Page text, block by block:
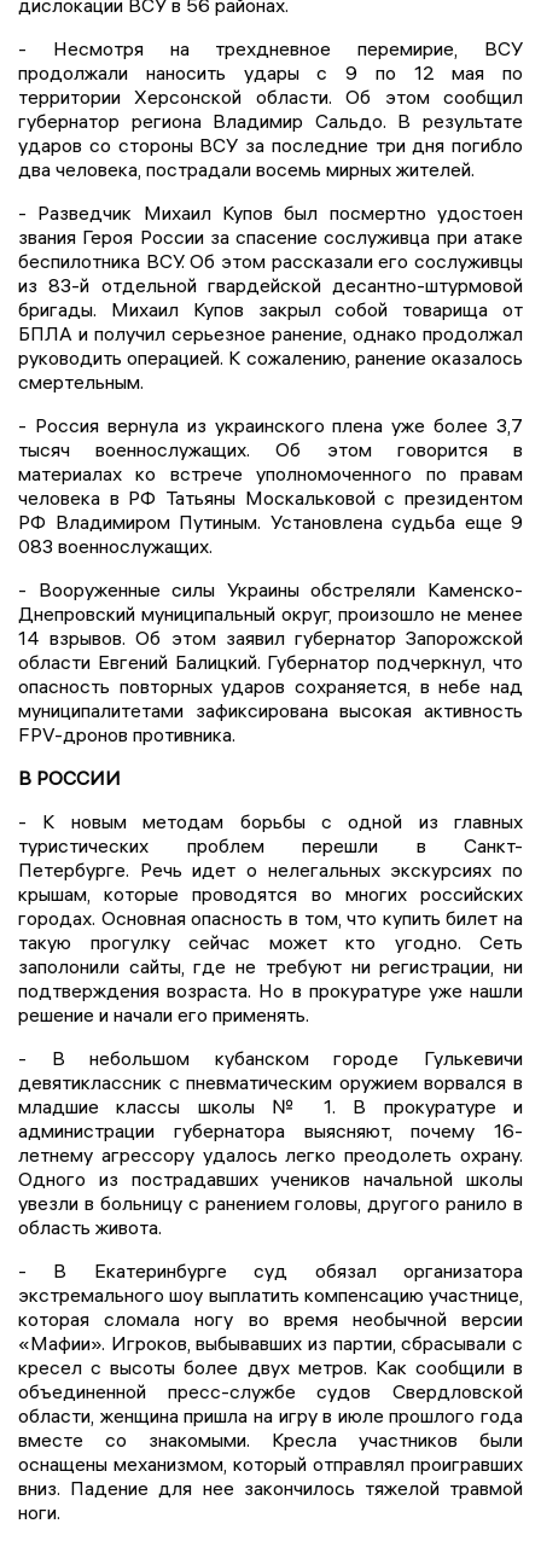
- Несмотря на трехдневное перемирие, ВСУ
продолжали наносить удары с 9 по 12 мая по
территории Херсонской области. Об этом сообщил
губернатор региона Владимир Сальдо. В результате
ударов со стороны ВСУ за последние три дня погибло
два человека, пострадали восемь мирных жителей.
- Разведчик Михаил Купов был посмертно удостоен
звания Героя России за спасение сослуживца при атаке
беспилотника ВСУ. Об этом рассказали его сослуживцы
из 83-й отдельной гвардейской десантно-штурмовой
бригады. Михаил Купов закрыл собой товарища от
БПЛА и получил серьезное ранение, однако продолжал
руководить операцией. К сожалению, ранение оказалось
смертельным.
- Россия вернула из украинского плена уже более 3,7
тысяч военнослужащих. Об этом говорится в
материалах ко встрече уполномоченного по правам
человека в РФ Татьяны Москальковой с президентом
РФ Владимиром Путиным. Установлена судьба еще 9
083 военнослужащих.
- Вооруженные силы Украины обстреляли Каменско-
Днепровский муниципальный округ, произошло не менее
14 взрывов. Об этом заявил губернатор Запорожской
области Евгений Балицкий. Губернатор подчеркнул, что
опасность повторных ударов сохраняется, в небе над
муниципалитетами зафиксирована высокая активность
FPV-дронов противника.
В РОССИИ
- К новым методам борьбы с одной из главных
туристических проблем перешли в Санкт-
Петербурге. Речь идет о нелегальных экскурсиях по
крышам, которые проводятся во многих российских
городах. Основная опасность в том, что купить билет на
такую прогулку сейчас может кто угодно. Сеть
заполонили сайты, где не требуют ни регистрации, ни
подтверждения возраста. Но в прокуратуре уже нашли
решение и начали его применять.
- В небольшом кубанском городе Гулькевичи
девятиклассник с пневматическим оружием ворвался в
младшие классы школы № 1. В прокуратуре и
администрации губернатора выясняют, почему 16-
летнему агрессору удалось легко преодолеть охрану.
Одного из пострадавших учеников начальной школы
увезли в больницу с ранением головы, другого ранило в
область живота.
- В Екатеринбурге суд обязал организатора
экстремального шоу выплатить компенсацию участнице,
которая сломала ногу во время необычной версии
«Мафии». Игроков, выбывавших из партии, сбрасывали с
кресел с высоты более двух метров. Как сообщили в
объединенной пресс-службе судов Свердловской
области, женщина пришла на игру в июле прошлого года
вместе со знакомыми. Кресла участников были
оснащены механизмом, который отправлял проигравших
вниз. Падение для нее закончилось тяжелой травмой
ноги.